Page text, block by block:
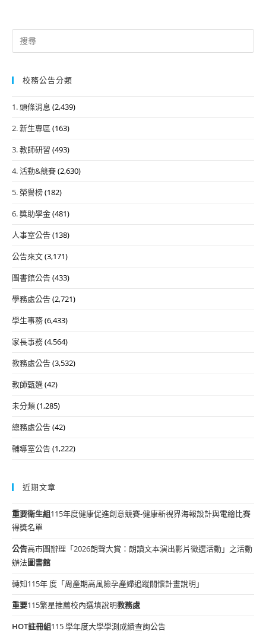
Search
for:
校務公告分類
1. 頭條消息 (2,439)
2. 新生專區 (163)
3. 教師研習 (493)
4. 活動&競賽(2,630)
5. 榮譽榜(182)
6. 獎助學金(481)
人事室公告(138)
公告來文(3,171)
圖書館公告(433)
學務處公告(2,721)
學生事務(6,433)
家長事務(4,564)
教務處公告(3,532)
教師甄選(42)
未分類(1,285)
總務處公告(42)
輔導室公告(1,222)
近期文章
重要衛生組115年度健康促進創意競賽-健康新視界海報設計與電繪比賽
得獎名單
公告高市圖辦理「2026朗聲大賞：朗讀文本演出影片徵選活動」之活動
辦法圖書館
轉知115年 度「周產期高風險孕產婦追蹤關懷計畫說明」
重要115繁星推薦校內選填說明教務處
HOT註冊組115 學年度大學學測成績查詢公告